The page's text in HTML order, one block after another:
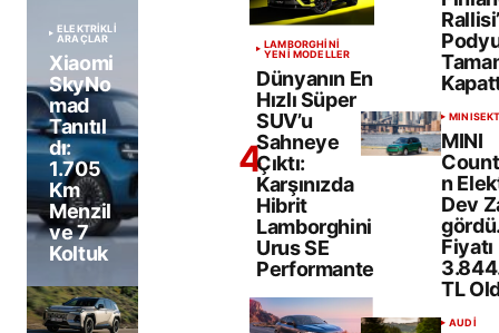
LAMBORGHINI
YENİ MODELLER
Dünyanın En
Hızlı Süper
SUV’u
Sahneye
Çıktı:
Karşınızda
Hibrit
Lamborghini
Urus SE
Performante
ELEKTRİKLİ
ARAÇLAR
Xiaomi
SkyNo
mad
Tanıtıl
dı:
1.705
Km
Menzil
ve 7
Koltuk
MINI
MINI
n
Dev
gördü.
Fiyatı
TL
AUDI